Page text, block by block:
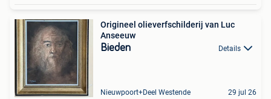
Origineel olieverfschilderij van Luc
Anseeuw
Bieden Details
Nieuwpoort+Deel Westende 29 jul 26